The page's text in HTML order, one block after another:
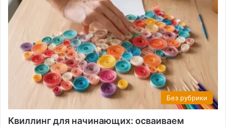
Без рубрики
Квиллинг для начинающих: осваиваем